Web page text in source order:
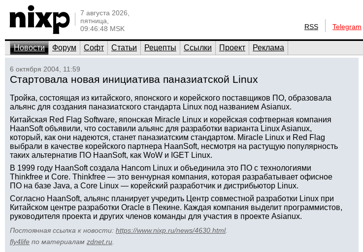
7 августа 2026,
пятница,
09:46:48 MSK
RSS Telegram
Новости Форум Софт Статьи Рецепты Ссылки Проект Реклама
6 октября 2004, 11:59
Стартовала новая инициатива паназиатской Linux
Тройка, состоящая из китайского, японского и корейского поставщиков ПО, образовала
альянс для создания паназиатского стандарта Linux под названием Asianux.
Китайская Red Flag Software, японская Miracle Linux и корейская софтверная компания
HaanSoft объявили, что составили альянс для разработки варианта Linux Asianux,
который, как они надеются, станет паназиатским стандартом. Miracle Linux и Red Flag
выбрали в качестве корейского партнера HaanSoft, несмотря на растущую популярность
таких альтернатив ПО HaanSoft, как WoW и IGET Linux.
В 1999 году HaanSoft создала Hancom Linux и объединила это ПО с технологиями
Thinkfree и Core. Thinkfree — это венчурная компания, которая разрабатывает офисное
ПО на базе Java, а Core Linux — корейский разработчик и дистрибьютор Linux.
Согласно HaanSoft, альянс планирует учредить Центр совместной разработки Linux при
Китайском центре разработки Oracle в Пекине. Каждая компания выделит программистов,
руководителя проекта и других членов команды для участия в проекте Asianux.
Постоянная ссылка к новости: https://www.nixp.ru/news/4630.html.
fly4life по материалам zdnet.ru